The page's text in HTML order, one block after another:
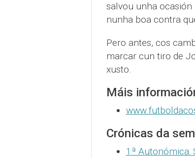
salvou unha
nunha boa contra
Pero antes, cos
marcar cun tiro de
xusto.
Máis
Crónicas da
1ª Autonómica: